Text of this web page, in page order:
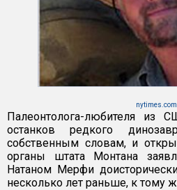
nytimes.com
Палеонтолога-любителя из
останков редкого
собственным словам, и
органы штата Монтана
Натаном Мерфи
несколько лет раньше, к тому